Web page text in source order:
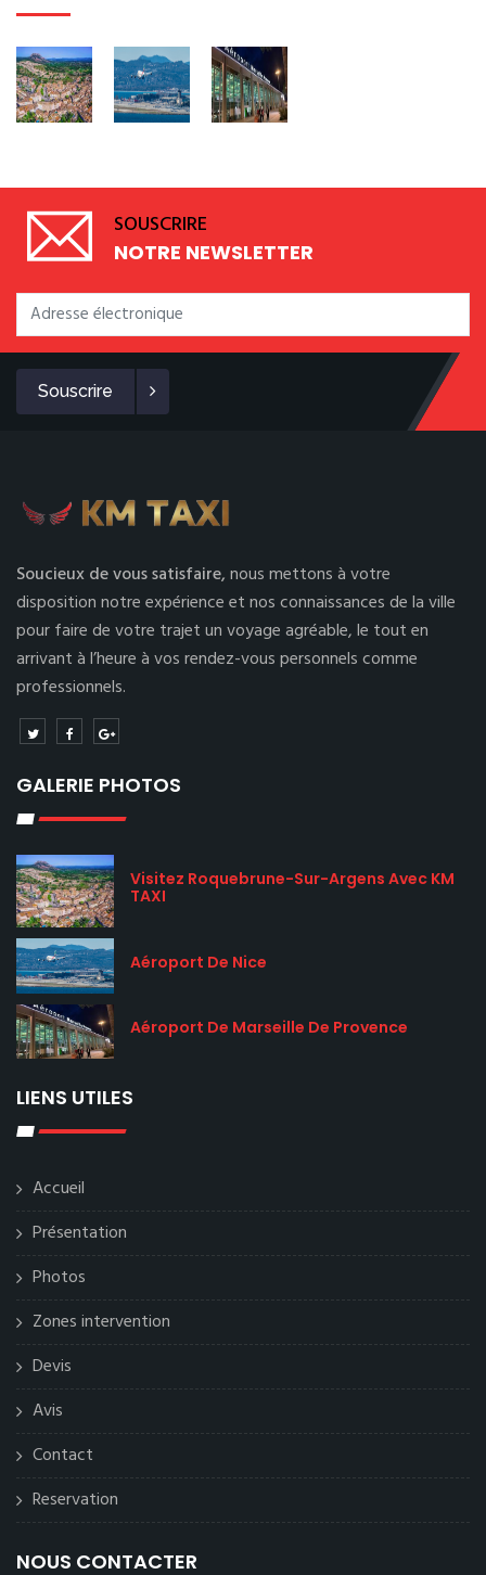
SOUSCRIRE
NOTRE NEWSLETTER
Souscrire
Soucieux de vous satisfaire,nous mettons à votre
disposition notre expérience et nos connaissances de la ville
pour faire de votre trajet un voyage agréable, le tout en
arrivant à l’heure à vos rendez-vous personnels comme
professionnels.
GALERIE PHOTOS
Visitez Roquebrune-Sur-Argens Avec KM
TAXI
Aéroport De Nice
Aéroport De Marseille De Provence
LIENS UTILES
Accueil
Présentation
Photos
Zones intervention
Devis
Avis
Contact
Reservation
NOUS CONTACTER